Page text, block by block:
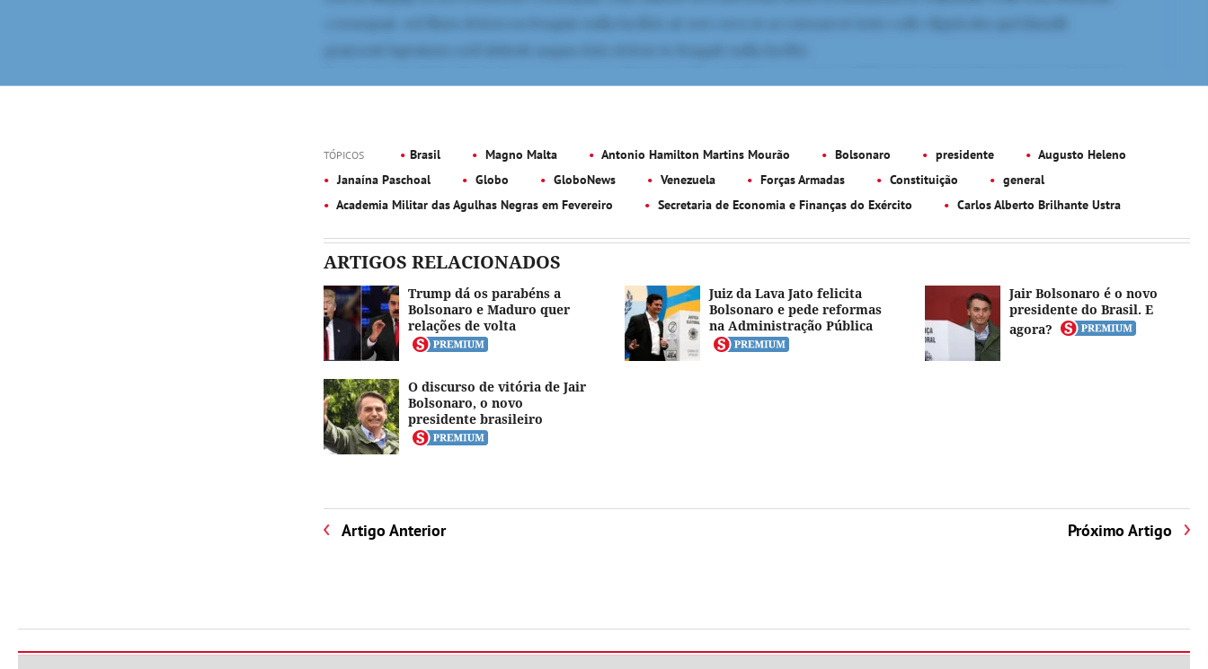
TÓPICOS Brasil Magno Malta Antonio Hamilton Martins Mourão Bolsonaro presidente
Augusto Heleno
Janaína Paschoal
Globo GloboNews Venezuela Forças Armadas Constituição
general
Academia Militar das Agulhas Negras em Fevereiro
Secretaria de Economia e Finanças do Exército Carlos Alberto Brilhante Ustra
ARTIGOS RELACIONADOS
Trump dá os parabéns a
Bolsonaro e Maduro quer
relações de volta
Juiz da Lava Jato felicita
Bolsonaro e pede reformas
na Administração Pública
Jair Bolsonaro é o novo
presidente do Brasil. E
agora?
O discurso de vitória de Jair
Bolsonaro, o novo
presidente brasileiro
Artigo Anterior Próximo Artigo